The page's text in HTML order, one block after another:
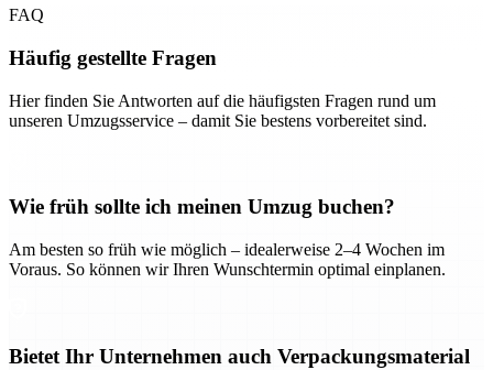
FAQ
Häufig gestellte Fragen
Hier finden Sie Antworten auf die häufigsten Fragen rund um
unseren Umzugsservice – damit Sie bestens vorbereitet sind.
Wie früh sollte ich meinen Umzug buchen?
Am besten so früh wie möglich – idealerweise 2–4 Wochen im
Voraus. So können wir Ihren Wunschtermin optimal einplanen.
Bietet Ihr Unternehmen auch Verpackungsmaterial